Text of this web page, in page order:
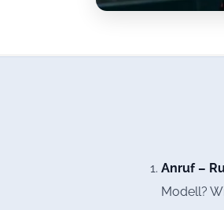
Anruf –
Modell?